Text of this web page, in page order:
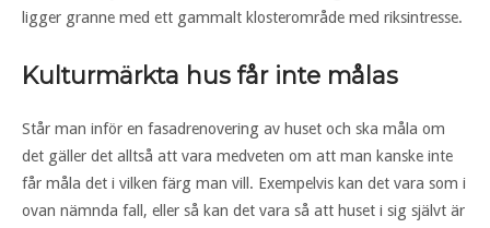
ligger granne med ett gammalt klosterområde med riksintresse.
Kulturmärkta hus får inte målas
Står man inför en fasadrenovering av huset och ska måla om
det gäller det alltså att vara medveten om att man kanske inte
får måla det i vilken färg man vill. Exempelvis kan det vara som i
ovan nämnda fall, eller så kan det vara så att huset i sig självt är